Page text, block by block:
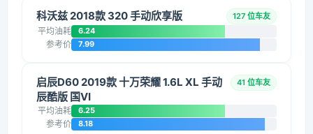
科沃兹 2018款 320 手动欣享版 127 位车友
平均油耗 6.24
参考价 7.99
启辰D60 2019款 十万荣耀 1.6L XL 手动
辰酷版 国VI
41 位车友
平均油耗 6.25
参考价 8.18